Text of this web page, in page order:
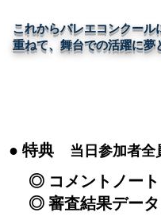
これからバレエコンクー
重ねて、舞台での活躍に夢
● 特典 当日参加者全
◎ コメントノート
◎ 審査結果データ